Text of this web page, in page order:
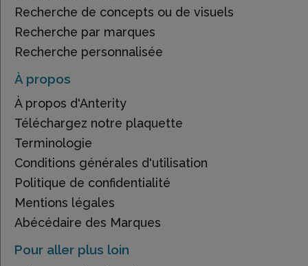
Recherche de concepts ou de visuels
Recherche par marques
Recherche personnalisée
À propos
À propos d'Anterity
Téléchargez notre plaquette
Terminologie
Conditions générales d'utilisation
Politique de confidentialité
Mentions légales
Abécédaire des Marques
Pour aller plus loin